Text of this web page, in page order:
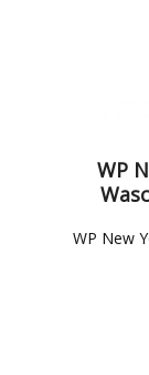
WP
WP New York